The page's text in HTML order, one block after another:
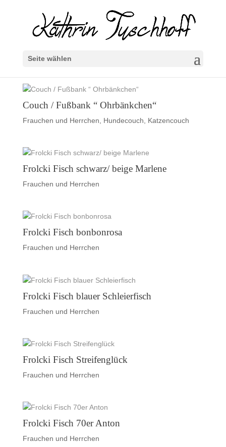
Seite wählen
Couch / Fußbank “ Ohrbänkchen“
Frauchen und Herrchen Hundecouch Katzencouch
Frolcki Fisch schwarz/ beige Marlene
Frauchen und Herrchen
Frolcki Fisch bonbonrosa
Frauchen und Herrchen
Frolcki Fisch blauer Schleierfisch
Frauchen und Herrchen
Frolcki Fisch Streifenglück
Frauchen und Herrchen
Frolcki Fisch 70er Anton
Frauchen und Herrchen